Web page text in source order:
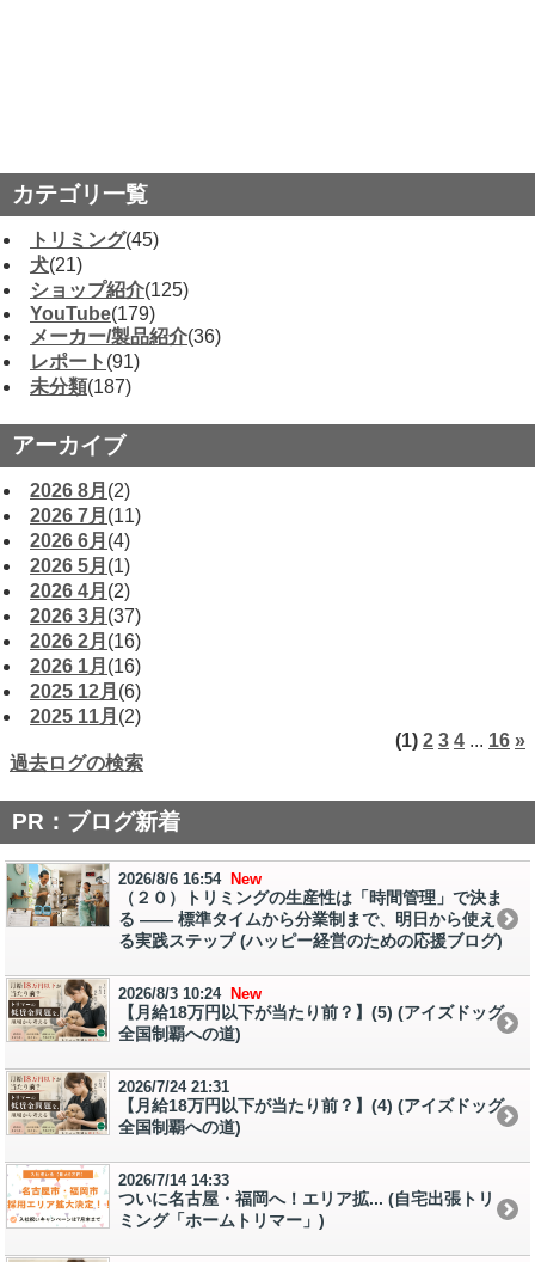
カテゴリ一覧
トリミング(45)
犬(21)
ショップ紹介(125)
YouTube(179)
メーカー/製品紹介(36)
レポート (91)
未分類(187)
アーカイブ
2026 8月 (2)
2026 7月 (11)
2026 6月 (4)
2026 5月 (1)
2026 4月 (2)
2026 3月 (37)
2026 2月 (16)
2026 1月 (16)
2025 12月 (6)
2025 11月 (2)
(1) 2 3 4 ... 16 »
過去ログの検索
PR：ブログ新着
2026/8/6 16:54 New
（２０）トリミングの生産性は「時間管理」で決ま
る ―― 標準タイムから分業制まで、明日から使え
る実践ステップ (ハッピー経営のための応援ブログ)
2026/8/3 10:24 New
【月給18万円以下が当たり前？】(5) (アイズドッグ
全国制覇への道)
2026/7/24 21:31
【月給18万円以下が当たり前？】(4) (アイズドッグ
全国制覇への道)
2026/7/14 14:33
ついに名古屋・福岡へ！エリア拡... (自宅出張トリ
ミング「ホームトリマー」)